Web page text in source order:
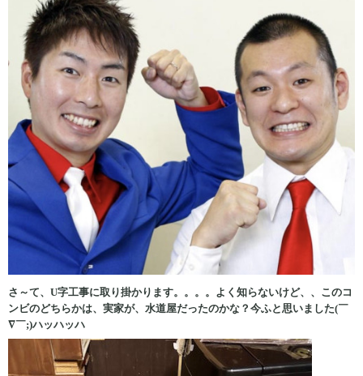
さ～て、U字工事に取り掛かります。。。。よく知らないけど、、このコ
ンビのどちらかは、実家が、水道屋だったのかな？今ふと思いました(￣
∇￣;)ハッハッハ